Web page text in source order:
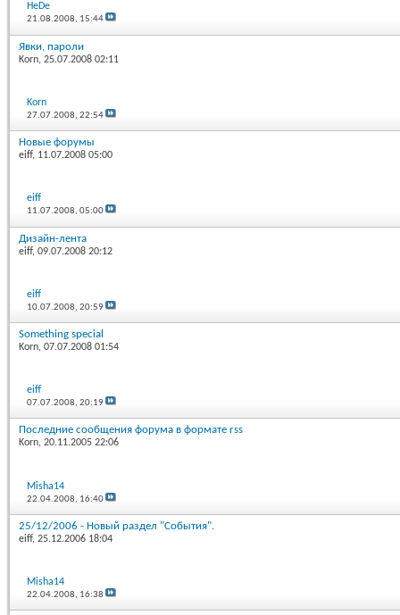
HeDe
21.08.2008, 15:44
Явки, пароли
Korn, 25.07.2008 02:11
Korn
27.07.2008,22:54
Новые форумы
eiff, 11.07.2008 05:00
eiff
11.07.2008,05:00
Дизайн-лента
eiff, 09.07.2008 20:12
eiff
10.07.2008,20:59
Something special
Korn, 07.07.2008 01:54
eiff
07.07.2008,20:19
Последние сообщения форума в формате rss
Korn, 20.11.2005 22:06
Misha14
22.04.2008, 16:40
25/12/2006 - Новый раздел "События".
eiff, 25.12.2006 18:04
Misha14
22.04.2008, 16:38